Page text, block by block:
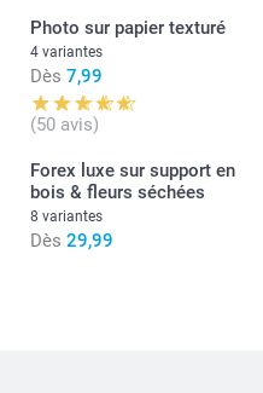
Lucie@smartphoto
Photo sur papier texturé
4 variantes
Dès 7,99
(50 avis)
Forex luxe sur support en
bois & fleurs séchées
8 variantes
Dès 29,99